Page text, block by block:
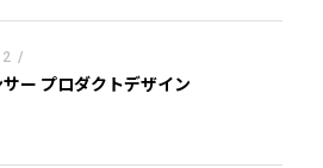
/
ー プロダクトデザイン